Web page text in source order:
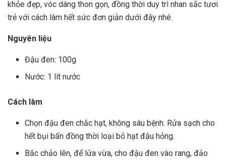
khỏe đẹp, vóc dáng thon gọn, đồng thời duy trì nhan sắc tươi
trẻ với cách làm hết sức đơn giản dưới đây nhé.
Nguyên liệu
Đậu đen: 100g
Nước: 1 lít nước
Cách làm
Chọn đậu đen chắc hạt, không sâu bệnh. Rửa sạch cho
hết bụi bẩn đồng thời loại bỏ hạt đậu hỏng.
Bắc chảo lên, để lửa vừa, cho đậu đen vào rang, đảo